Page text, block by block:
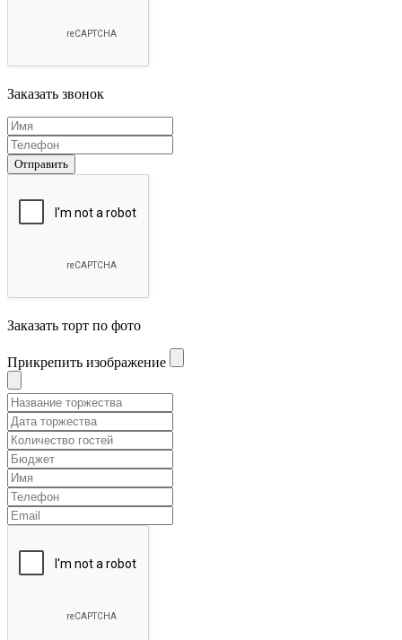
Заказать звонок
Отправить
Заказать торт по фото
Прикрепить изображение